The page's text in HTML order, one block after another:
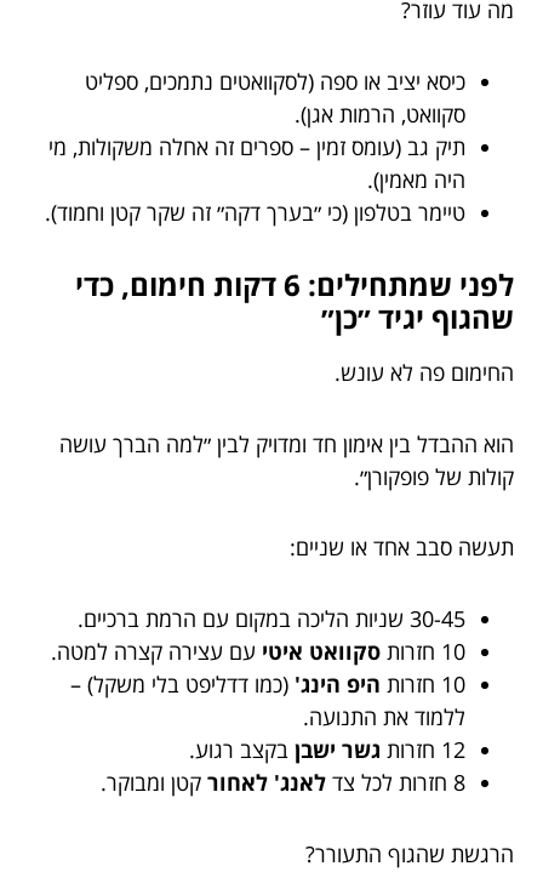
מה עוד עוזר?
כיסא יציב או ספה (לסקוואטים נתמכים, ספליט
סקוואט, הרמות אגן).
תיק גב (עומס זמין – ספרים זה אחלה משקולות, מי
היה מאמין).
טיימר בטלפון (כי ״בערך דקה״ זה שקר קטן וחמוד).
לפני שמתחילים: 6 דקות חימום, כדי
שהגוף יגיד ״כן״
החימום פה לא עונש.
הוא ההבדל בין אימון חד ומדויק לבין ״למה הברך עושה
קולות של פופקורן״.
תעשה סבב אחד או שניים:
30-45 שניות הליכה במקום עם הרמת ברכיים.
10 חזרות
סקוואט איטי עם עצירה קצרה למטה.
10 חזרות
היפ הינג' (כמו דדליפט בלי משקל) –
ללמוד את התנועה.
12 חזרות
גשר ישבן בקצב רגוע.
8 חזרות לכל צד
לאנג' לאחור קטן ומבוקר.
הרגשת שהגוף התעורר?